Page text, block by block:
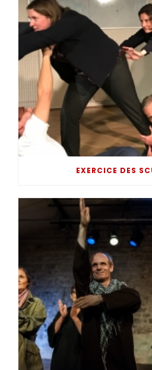
EXERCICE DES